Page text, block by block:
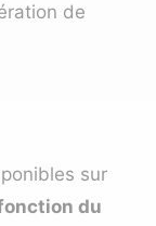
de
sur
du